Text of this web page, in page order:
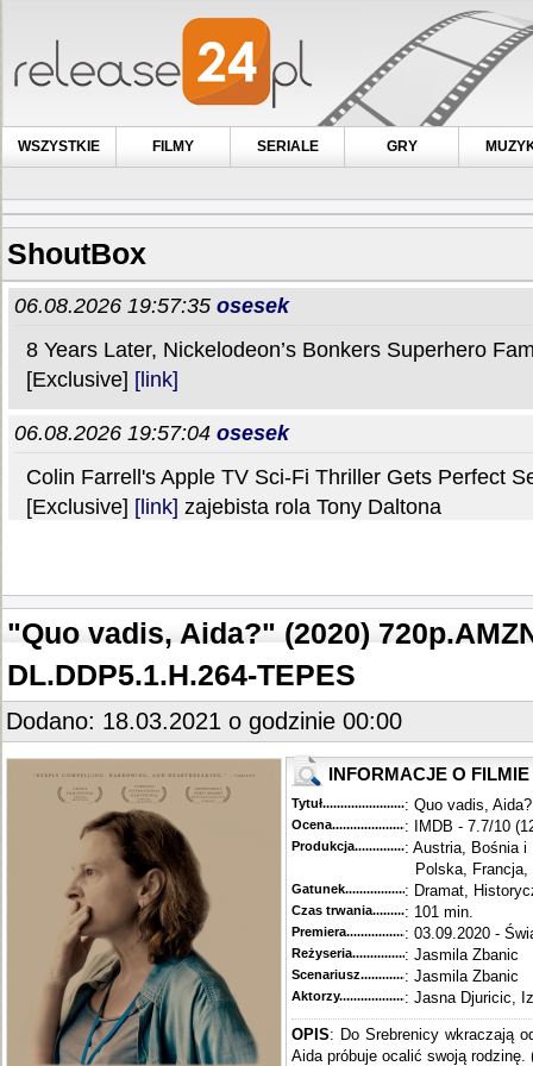
WSZYSTKIE FILMY SERIALE GRY
ShoutBox
"Quo vadis, Aida?" (2020)
DL.DDP5.1.H.264-TEPES
Dodano: 18.03.2021 o godzinie 00:00
INFORMACJE O FILMIE
Tytuł............................................
: Quo vadis,
Ocena.............................................
: IMDB - 7.7/10
Produkcja.........................................
: Austria, Bośnia i
Polska,
Gatunek...........................................
: Dramat,
Czas trwania......................................
: 101 min.
Premiera..........................................
: 03.09.2020 -
Reżyseria........................................
: Jasmila Zbanic
Scenariusz........................................
: Jasmila Zbanic
Aktorzy...........................................
: Jasna Djuricic,
OPIS: Do Srebrenicy wkraczają
Aida próbuje ocalić swoją rodzinę.